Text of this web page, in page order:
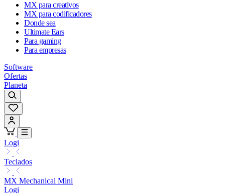
MX para creativos
MX para codificadores
Donde sea
Ultimate Ears
Para gaming
Para empresas
Software
Ofertas
Planeta
Logi
Teclados
MX Mechanical Mini
Logi